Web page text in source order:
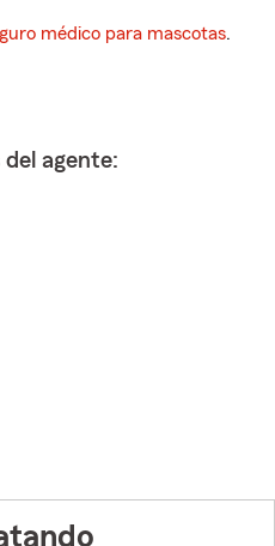
médico para mascotas.
agente: